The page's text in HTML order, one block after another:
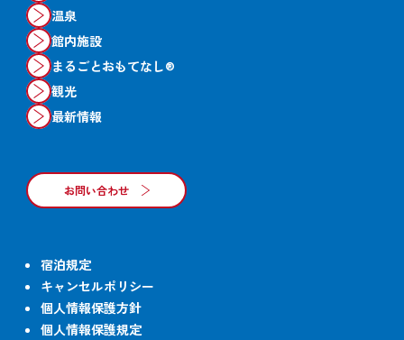
温泉
館内施設
まるごとおもてなし®
観光
最新情報
お問い合わせ
宿泊規定
キャンセルポリシー
個人情報保護方針
個人情報保護規定